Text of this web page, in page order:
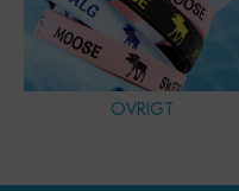
ÖVRIGT